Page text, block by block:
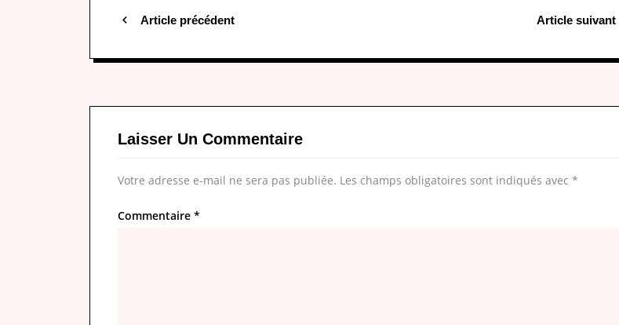
Article précédent Article suivant
Laisser Un Commentaire
Votre adresse e-mail ne sera pas publiée. Les champs obligatoires sont indiqués avec *
Commentaire *